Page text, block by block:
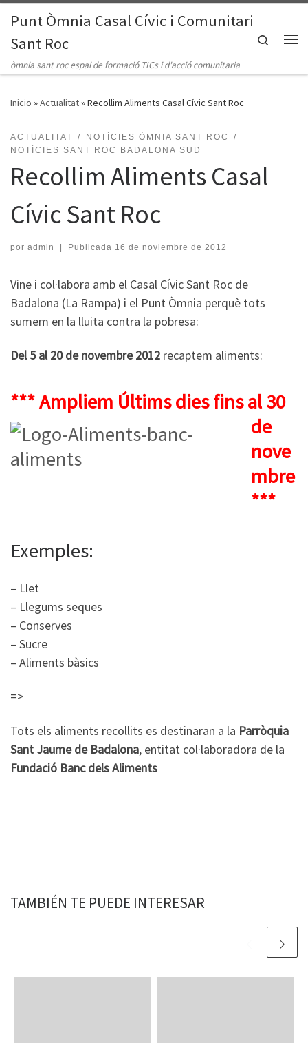
Saltar al contenido
Punt Òmnia Casal Cívic i Comunitari
Sant Roc
òmnia sant roc espai de formació TICs i d'acció comunitaria
Search
Inicio »Actualitat»Recollim Aliments Casal Cívic Sant Roc
ACTUALITAT
NOTÍCIES ÒMNIA SANT ROC
NOTÍCIES SANT ROC BADALONA SUD
Recollim Aliments Casal
Cívic Sant Roc
por admin | Publicada 16 de noviembre de 2012
Vine i col·labora amb el Casal Cívic Sant Roc de
Badalona (La Rampa) i el Punt Òmnia perquè tots
sumem en la lluita contra la pobresa:
Del 5 al 20 de novembre 2012 recaptem aliments:
*** Ampliem Últims dies fins al 30
de
nove
mbre
***
Exemples:
– Llet
– Llegums seques
– Conserves
– Sucre
– Aliments bàsics
=>
Tots els aliments recollits es destinaran a la Parròquia
Sant Jaume de Badalona, entitat col·laboradora de la
Fundació Banc dels Aliments
TAMBIÉN TE PUEDE INTERESAR